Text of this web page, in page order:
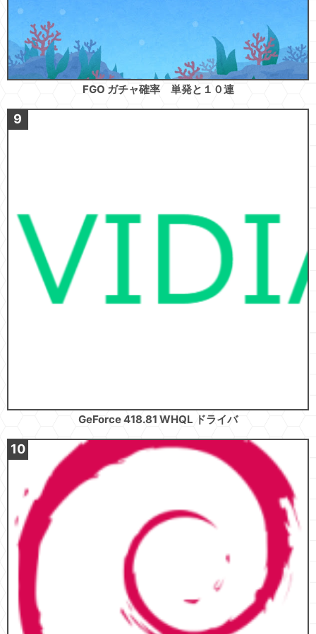
FGO ガチャ確率 単発と１０連
GeForce 418.81 WHQL ドライバ